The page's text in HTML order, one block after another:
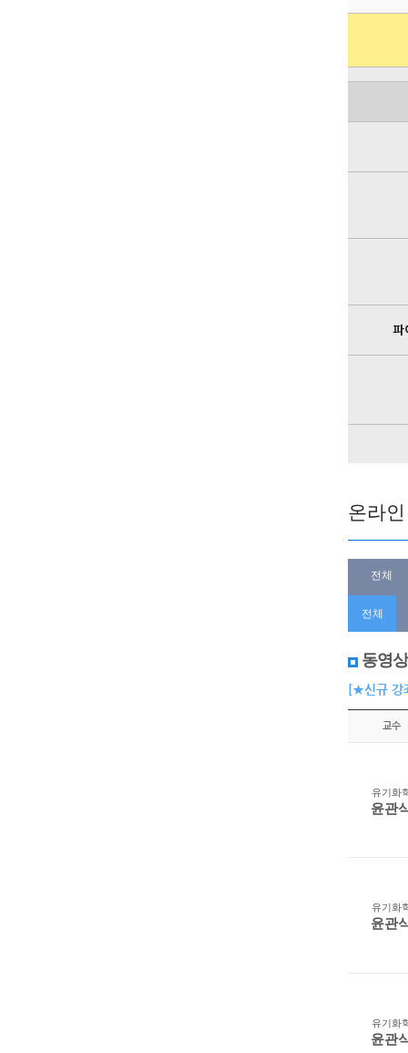
온라
전체
전체
동영
[★신규
교수
유기화
윤관
유기화
윤관
유기화
윤관